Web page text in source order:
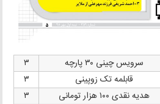
سرویس چینی ۳۰ پارچه
۳
قابلمه تک زوپینی
۳
هدیه نقدی ۱۰۰ هزار تومانی
۳